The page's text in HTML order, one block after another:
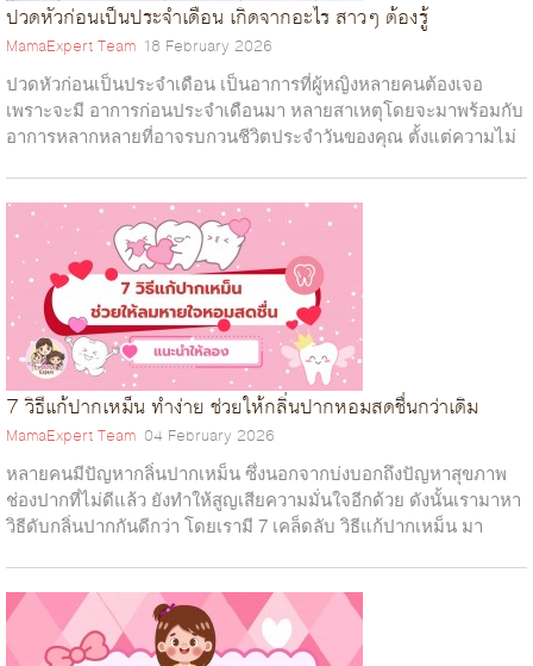
ปวดหัวก่อนเป็นประจำเดือน เกิดจากอะไร สาวๆ ต้องรู้
MamaExpert Team 18 February 2026
ปวดหัวก่อนเป็นประจำเดือน เป็นอาการที่ผู้หญิงหลายคนต้องเจอ
เพราะจะมี อาการก่อนประจำเดือนมา หลายสาเหตุโดยจะมาพร้อมกับ
อาการหลากหลายที่อาจรบกวนชีวิตประจำวันของคุณ ตั้งแต่ความไม่
7 วิธีแก้ปากเหม็น ทำง่าย ช่วยให้กลิ่นปากหอมสดชื่นกว่าเดิม
MamaExpert Team 04 February 2026
หลายคนมีปัญหากลิ่นปากเหม็น ซึ่งนอกจากบ่งบอกถึงปัญหาสุขภาพ
ช่องปากที่ไม่ดีแล้ว ยังทำให้สูญเสียความมั่นใจอีกด้วย ดังนั้นเรามาหา
วิธีดับกลิ่นปากกันดีกว่า โดยเรามี 7 เคล็ดลับ วิธีแก้ปากเหม็น มา